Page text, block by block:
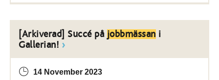
[Arkiverad] Succé på jobbmässan i
Gallerian!
14 November 2023